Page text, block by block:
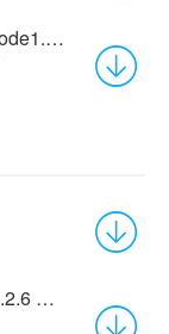
Max(TM)进销存管理系统Unicode1.7.7.1 MySQL网络版
易达电动车进销存管理软件32.2.6 官方版